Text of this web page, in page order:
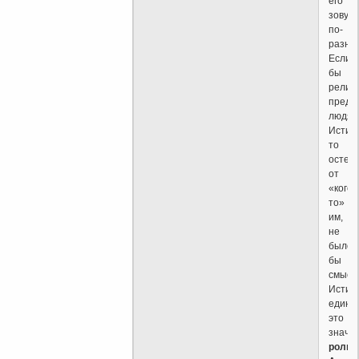
зовут
по-
Если
бы
то
от
«кого-
то»
им,
не
было
бы
едина,
это
роль